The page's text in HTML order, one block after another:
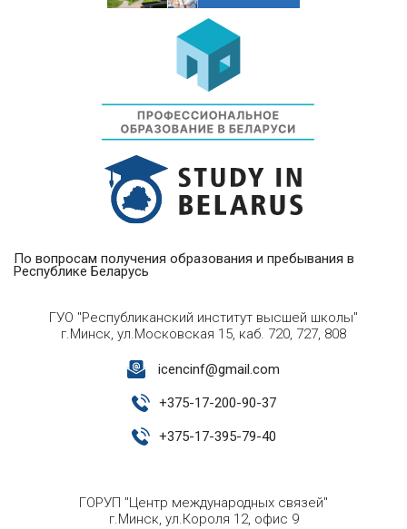
По вопросам получения образования и пребывания в
Республике Беларусь
ГУО "Республиканский институт высшей школы"
г.Минск, ул.Московская 15, каб. 720, 727, 808
icencinf@gmail.com
+375-17-200-90-37
+375-17-395-79-40
ГОРУП "Центр международных связей"
г.Минск, ул.Короля 12, офис 9